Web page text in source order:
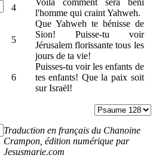
4
l'homme qui craint Yahweh.
5
Que Yahweh te bénisse de
Sion! Puisse-tu voir
Jérusalem florissante tous les
jours de ta vie!
6
Puisses-tu voir les enfants de
tes enfants! Que la paix soit
sur Israël!
Traduction en français du Chanoine
Crampon, édition numérique par
Jesusmarie.com